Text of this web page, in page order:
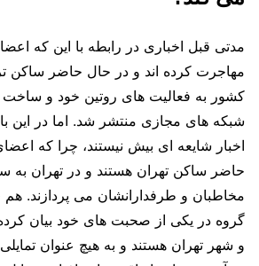
مدتی قبل اخباری در رابطه با این که
مهاجرت کرده اند و در حال حاضر ساکن
کشور به فعالیت‌ های روتین خود و ساخت
شبکه های مجازی منتشر شد. اما در این
اخبار شایعه ای بیش نیستند، چرا که
حاضر ساکن تهران هستند و در تهران به
مخاطبان و طرفدارانشان می پردازند.
گروه در یکی از صحبت‌ های خود بیان
و شهر تهران هستند و به هیچ عنوان